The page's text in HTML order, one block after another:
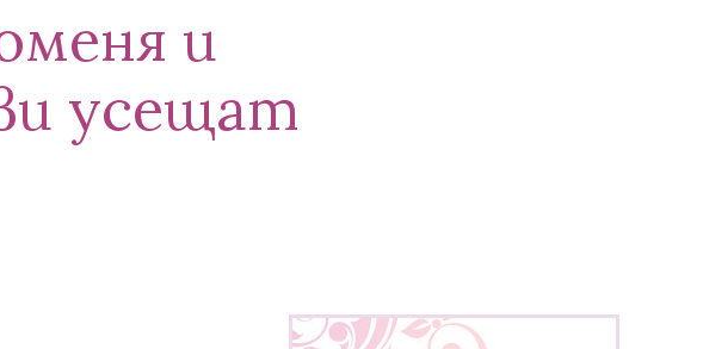
и
усещат